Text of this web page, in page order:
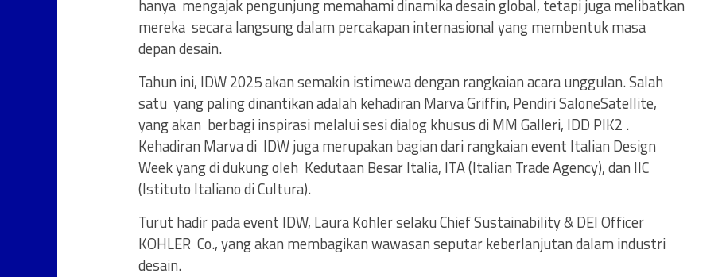
hanya mengajak pengunjung memahami dinamika desain global, tetapi juga melibatkan
mereka secara langsung dalam percakapan internasional yang membentuk masa
depan desain.
Tahun ini, IDW 2025 akan semakin istimewa dengan rangkaian acara unggulan. Salah
satu yang paling dinantikan adalah kehadiran Marva Griffin, Pendiri SaloneSatellite,
yang akan berbagi inspirasi melalui sesi dialog khusus di MM Galleri, IDD PIK2 .
Kehadiran Marva di IDW juga merupakan bagian dari rangkaian event Italian Design
Week yang di dukung oleh Kedutaan Besar Italia, ITA (Italian Trade Agency), dan IIC
(Istituto Italiano di Cultura).
Turut hadir pada event IDW, Laura Kohler selaku Chief Sustainability & DEI Officer
KOHLER Co., yang akan membagikan wawasan seputar keberlanjutan dalam industri
desain.